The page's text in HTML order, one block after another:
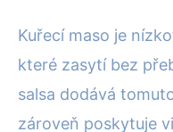
Kuřecí maso je
které zasytí bez
salsa dodává
zároveň poskytuje